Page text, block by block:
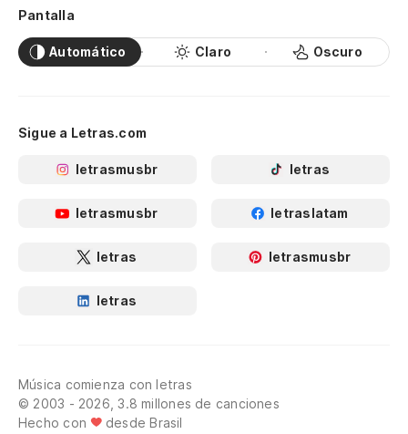
Pantalla
Automático Claro Oscuro
Sigue a Letras.com
letrasmusbr letras
letrasmusbr letraslatam
letras letrasmusbr
letras
Música comienza con letras
© 2003 - 2026, 3.8 millones de canciones
Hecho con
desde Brasil